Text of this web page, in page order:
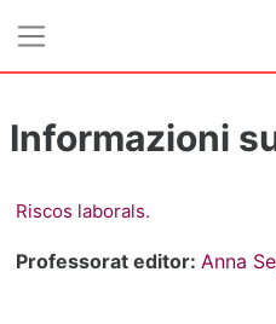
Informazioni
Riscos laborals.
Professorat editor: Anna